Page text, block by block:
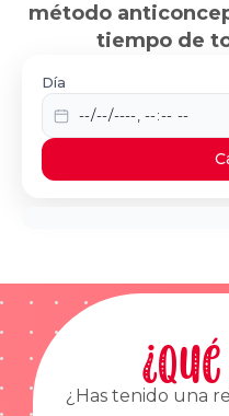
método
tiempo de
Día
¿Has tenido una